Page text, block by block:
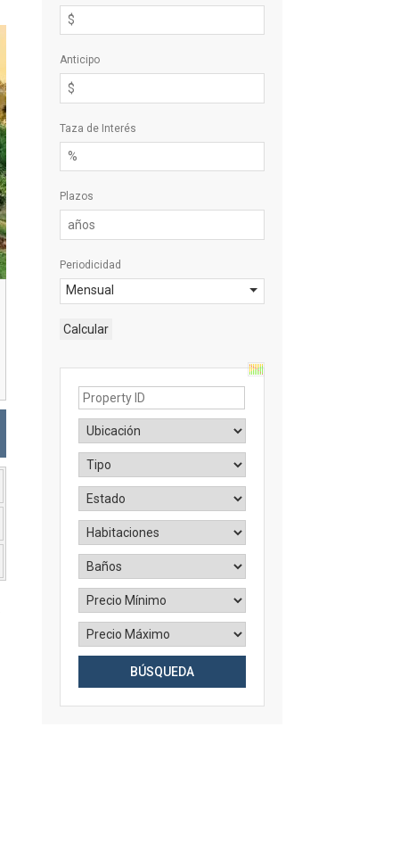
Anticipo
Taza de Interés
Plazos
Periodicidad